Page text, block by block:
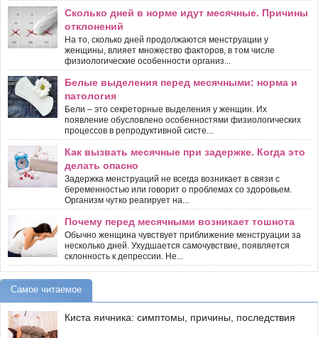
Сколько дней в норме идут месячные. Причины
отклонений
На то, сколько дней продолжаются менструации у
женщины, влияет множество факторов, в том числе
физиологические особенности организ...
Белые выделения перед месячными: норма и
патология
Бели – это секреторные выделения у женщин. Их
появление обусловлено особенностями физиологических
процессов в репродуктивной систе...
Как вызвать месячные при задержке. Когда это
делать опасно
Задержка менструаций не всегда возникает в связи с
беременностью или говорит о проблемах со здоровьем.
Организм чутко реагирует на...
Почему перед месячными возникает тошнота
Обычно женщина чувствует приближение менструации за
несколько дней. Ухудшается самочувствие, появляется
склонность к депрессии. Не...
Самое читаемое
Киста яичника: симптомы, причины, последствия